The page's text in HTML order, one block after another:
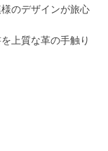
のデザインが旅心
上質な革の手触り